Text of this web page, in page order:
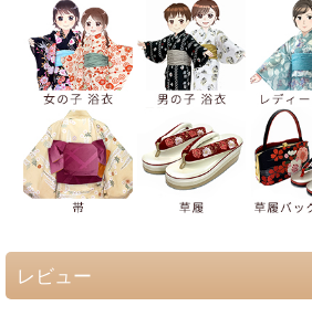
レビュー